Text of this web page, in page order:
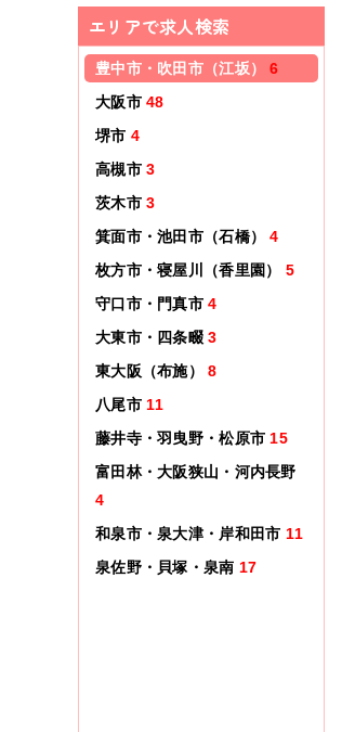
エリアで求人検索
豊中市・吹田市（江坂）
6
大阪市 48
堺市 4
高槻市 3
茨木市 3
箕面市・池田市（石橋）
4
枚方市・寝屋川（香里園）
5
守口市・門真市 4
大東市・四条畷 3
東大阪（布施）
8
八尾市 11
藤井寺・羽曳野・松原市 15
富田林・大阪狭山・河内長野
4
和泉市・泉大津・岸和田市 11
泉佐野・貝塚・泉南 17